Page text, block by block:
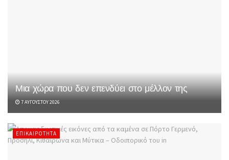
Μια χώρα που δεν επενδύει στο μέλλον της
7 ΑΥΓΟΎΣΤΟΥ 2026
ΕΠΙΚΑΙΡΌΤΗΤΑ